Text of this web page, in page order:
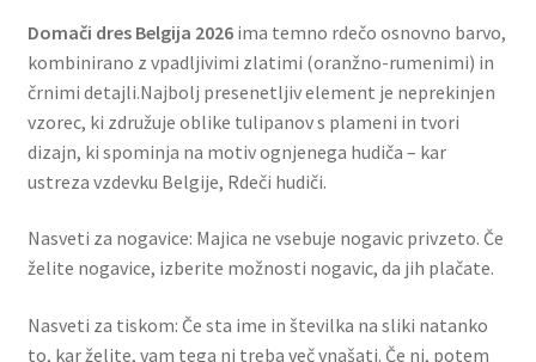
Domači dres Belgija 2026ima temno rdečo osnovno barvo,
kombinirano z vpadljivimi zlatimi (oranžno-rumenimi) in
črnimi detajli.Najbolj presenetljiv element je neprekinjen
vzorec, ki združuje oblike tulipanov s plameni in tvori
dizajn, ki spominja na motiv ognjenega hudiča – kar
ustreza vzdevku Belgije, Rdeči hudiči.
Nasveti za nogavice: Majica ne vsebuje nogavic privzeto. Če
želite nogavice, izberite možnosti nogavic, da jih plačate.
Nasveti za tiskom: Če sta ime in številka na sliki natanko
to, kar želite, vam tega ni treba več vnašati. Če ni, potem